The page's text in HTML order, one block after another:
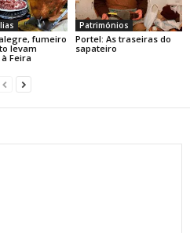
fumeiro
levam
Feira
Patrimónios
Portel: As traseiras do
sapateiro